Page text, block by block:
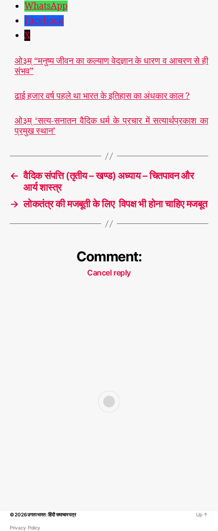
WhatsApp
Facebook
X
ओ३म् “मनुष्य जीवन का कल्याण वेदज्ञान के धारण व आचरण से ही
संभव”
ढाई हजार वर्ष पहले था भारत के इतिहास का अंधकार काल ?
ओ३म् ‘सत्य-सनातन वैदिक धर्म के प्रचार में सत्यार्थप्रकाश का
प्रमुख स्थान’
← वैदिक संपत्ति (तृतीय – खण्ड) अध्याय – चितपावन और
आर्य शास्त्र
→ लोकतंत्र की मजबूती के लिए विपक्ष भी होना चाहिए मजबूत
Comment:
Cancel reply
© 2026उगता भारत : हिंदी समाचार पत्र
Privacy Policy
Up ↑